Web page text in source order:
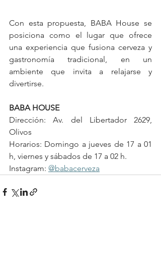
Con esta propuesta, BABA House se
posiciona como el lugar que ofrece
una experiencia que fusiona cerveza y
gastronomía tradicional, en un
ambiente que invita a relajarse y
divertirse.
BABA HOUSE
Dirección: Av. del Libertador 2629,
Olivos
Horarios: Domingo a jueves de 17 a 01
h, viernes y sábados de 17 a 02 h.
Instagram: @babacerveza